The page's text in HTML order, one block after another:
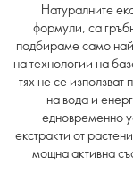
Натуралните
формули, са
подбираме само
на технологии на
тях не се
на вода и
едновременно
екстракти от
мощна активна